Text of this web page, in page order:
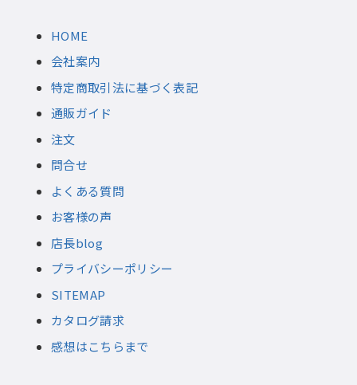
HOME
会社案内
特定商取引法に基づく表記
通販ガイド
注文
問合せ
よくある質問
お客様の声
店長blog
プライバシーポリシー
SITEMAP
カタログ請求
感想はこちらまで